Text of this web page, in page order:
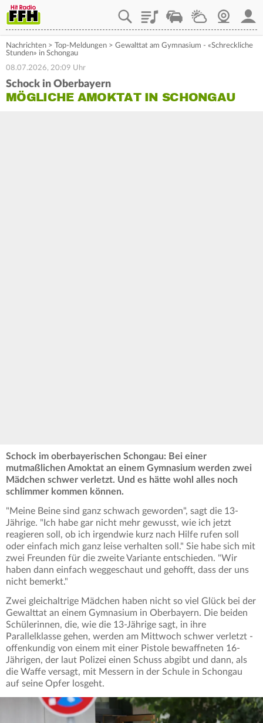
PlaylistStaupilotWetterWebcam
Nachrichten > Top-Meldungen > Gewalttat am Gymnasium - «Schreckliche
Stunden» in Schongau
08.07.2026, 20:09 Uhr
Schock in Oberbayern
MÖGLICHE AMOKTAT IN SCHONGAU
Schock im oberbayerischen Schongau: Bei einer
mutmaßlichen Amoktat an einem Gymnasium werden zwei
Mädchen schwer verletzt. Und es hätte wohl alles noch
schlimmer kommen können.
"Meine Beine sind ganz schwach geworden", sagt die 13-
Jährige. "Ich habe gar nicht mehr gewusst, wie ich jetzt
reagieren soll, ob ich irgendwie kurz nach Hilfe rufen soll
oder einfach mich ganz leise verhalten soll." Sie habe sich mit
zwei Freunden für die zweite Variante entschieden. "Wir
haben dann einfach weggeschaut und gehofft, dass der uns
nicht bemerkt."
Zwei gleichaltrige Mädchen haben nicht so viel Glück bei der
Gewalttat an einem Gymnasium in Oberbayern. Die beiden
Schülerinnen, die, wie die 13-Jährige sagt, in ihre
Parallelklasse gehen, werden am Mittwoch schwer verletzt -
offenkundig von einem mit einer Pistole bewaffneten 16-
Jährigen, der laut Polizei einen Schuss abgibt und dann, als
die Waffe versagt, mit Messern in der Schule in Schongau
auf seine Opfer losgeht.